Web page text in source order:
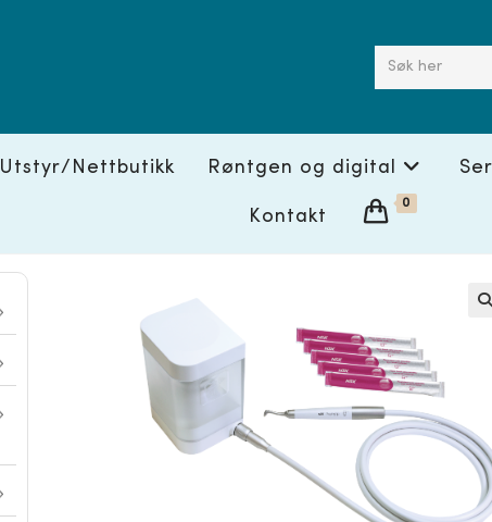
Søk her
Utstyr/Nettbutikk Røntgen og digital
Kontakt
0